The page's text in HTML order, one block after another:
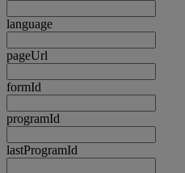
language
pageUrl
formId
programId
lastProgramId